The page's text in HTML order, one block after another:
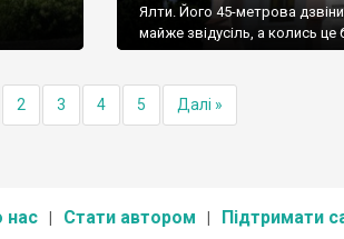
Ялти. Його 45-метрова
майже звідусіль, а колись
2 3 4 5 Далі »
нас Стати автором Підтримати